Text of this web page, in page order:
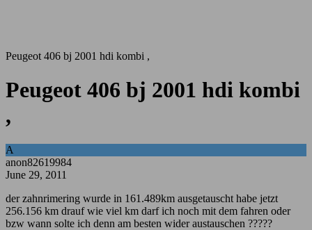
Peugeot 406 bj 2001 hdi kombi ,
Peugeot 406 bj 2001 hdi kombi
,
A
anon82619984
June 29, 2011
der zahnrimering wurde in 161.489km ausgetauscht habe jetzt
256.156 km drauf wie viel km darf ich noch mit dem fahren oder
bzw wann solte ich denn am besten wider austauschen ?????